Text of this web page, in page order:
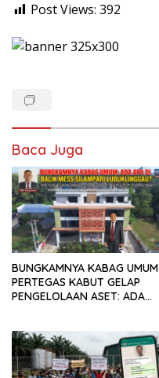
Post Views: 392
Baca Juga
BUNGKAMNYA KABAG UMUM
PERTEGAS KABUT GELAP
PENGELOLAAN ASET: ADA